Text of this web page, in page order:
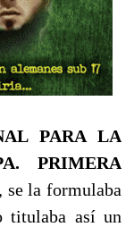
PARA LA
PRIMERA
se la formulaba
titulaba así un